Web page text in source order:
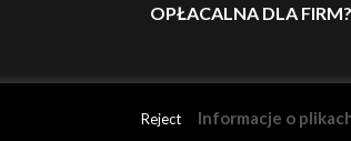
OPŁACALNA DLA FIRM?
Reject Informacje o